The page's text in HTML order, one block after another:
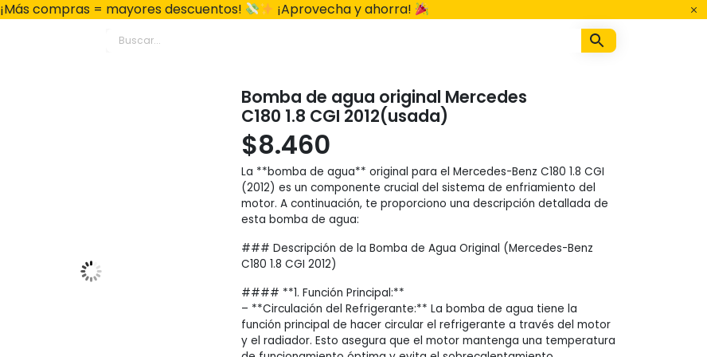
¡Más compras = mayores descuentos! ¡Aprovecha y ahorra!
Bomba de agua original Mercedes
C180 1.8 CGI 2012(usada)
$8.460
La **bomba de agua** original para el Mercedes-Benz C180 1.8 CGI
(2012) es un componente crucial del sistema de enfriamiento del
motor. A continuación, te proporciono una descripción detallada de
esta bomba de agua:
### Descripción de la Bomba de Agua Original (Mercedes-Benz
C180 1.8 CGI 2012)
#### **1. Función Principal:**
– **Circulación del Refrigerante:** La bomba de agua tiene la
función principal de hacer circular el refrigerante a través del motor
y el radiador. Esto asegura que el motor mantenga una temperatura